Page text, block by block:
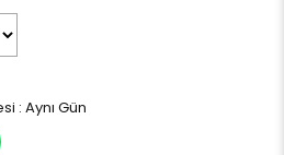
: Aynı Gün